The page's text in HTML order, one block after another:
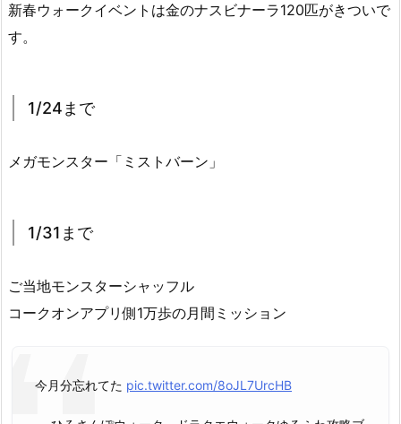
新春ウォークイベントは金のナスビナーラ120匹がきついで
す。
1/24まで
メガモンスター「ミストバーン」
1/31まで
ご当地モンスターシャッフル
コークオンアプリ側1万歩の月間ミッション
今月分忘れてた pic.twitter.com/8oJL7UrcHB